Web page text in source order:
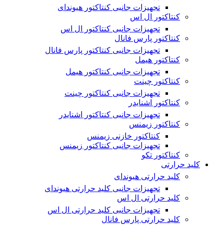
تجهیزات جانبی کنتاکتور هیوندای
کنتاکتور ال اس
تجهیزات جانبی کنتاکتور ال اس
کنتاکتور پارس فانال
تجهیزات جانبی کنتاکتور پارس فانال
کنتاکتور هیمل
تجهیزات جانبی کنتاکتور هیمل
کنتاکتور چینت
تجهیزات جانبی کنتاکتور چینت
کنتاکتور اشنایدر
تجهیزات جانبی کنتاکتور اشنایدر
کنتاکتور زیمنس
کنتاکتور خازنی زیمنس
تجهیزات جانبی کنتاکتور زیمنس
کنتاکتور تکو
کلید حرارتی
کلید حرارتی هیوندای
تجهیزات جانبی کلید حرارتی هیوندای
کلید حرارتی ال اس
تجهیزات جانبی کلید حرارتی ال اس
کلید حرارتی پارس فانال